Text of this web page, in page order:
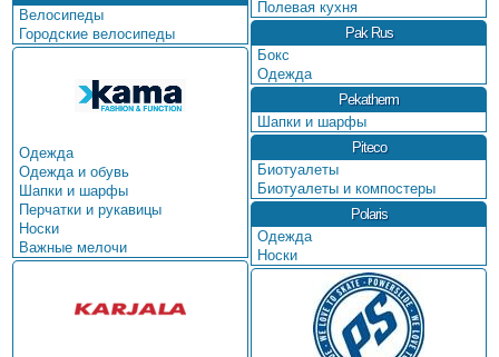
Велосипеды
Городские велосипеды
Одежда
Одежда и обувь
Шапки и шарфы
Перчатки и рукавицы
Носки
Важные мелочи
Полевая кухня
Pak Rus
Бокс
Одежда
Pekatherm
Шапки и шарфы
Piteco
Биотуалеты
Биотуалеты и компостеры
Polaris
Одежда
Носки